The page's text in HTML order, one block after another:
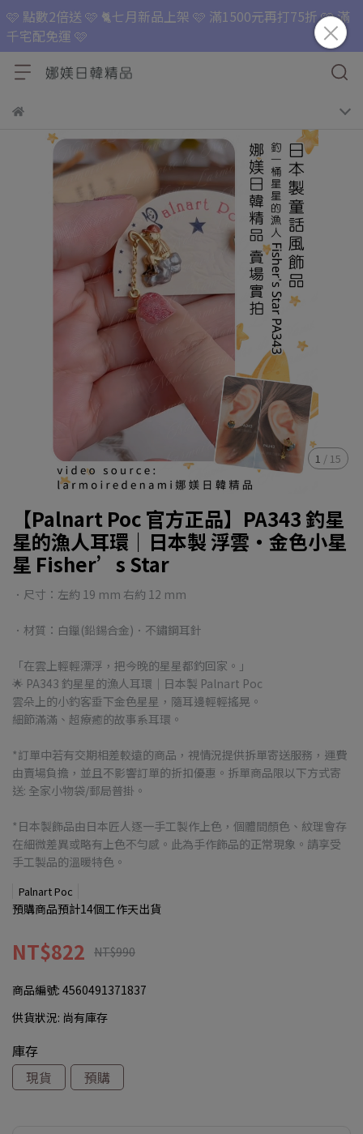
🩷 點數2倍送 🩷 🐈七月新品上架 🩷 滿1500元再打75折 🩷 滿
千宅配免運 🩷
1 / 15
【Palnart Poc 官方正品】PA343 釣星
星的漁人耳環｜日本製 浮雲・金色小星
星 Fisher’s Star
．尺寸：左約 19 mm 右約 12 mm
．材質：白鑞(鉛錫合金)．不鏽鋼耳針
「在雲上輕輕漂浮，把今晚的星星都釣回家。」
🌟 PA343 釣星星的漁人耳環｜日本製 Palnart Poc
雲朵上的小釣客垂下金色星星，隨耳邊輕輕搖晃。
細節滿滿、超療癒的故事系耳環。
*訂單中若有交期相差較遠的商品，視情況提供拆單寄送服務，運費
由賣場負擔，並且不影響訂單的折扣優惠。拆單商品限以下方式寄
送: 全家小物袋/郵局普掛。
*日本製飾品由日本匠人逐一手工製作上色，個體間顏色、紋理會存
在細微差異或略有上色不勻感。此為手作飾品的正常現象。請享受
手工製品的溫暖特色。
Palnart Poc
預購商品預計14個工作天出貨
NT$822 NT$990
商品編號: 4560491371837
供貨狀況: 尚有庫存
庫存
現貨
預購